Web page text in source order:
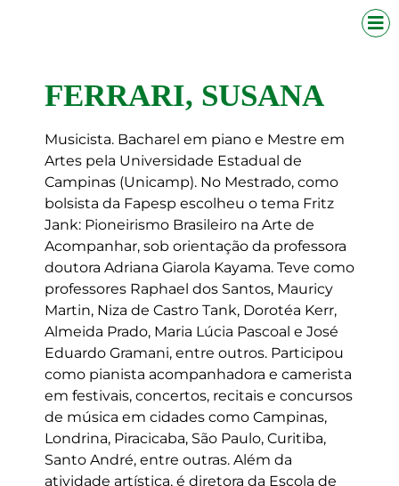
FERRARI, SUSANA
Musicista. Bacharel em piano e Mestre em
Artes pela Universidade Estadual de
Campinas (Unicamp). No Mestrado, como
bolsista da Fapesp escolheu o tema Fritz
Jank: Pioneirismo Brasileiro na Arte de
Acompanhar, sob orientação da professora
doutora Adriana Giarola Kayama. Teve como
professores Raphael dos Santos, Mauricy
Martin, Niza de Castro Tank, Dorotéa Kerr,
Almeida Prado, Maria Lúcia Pascoal e José
Eduardo Gramani, entre outros. Participou
como pianista acompanhadora e camerista
em festivais, concertos, recitais e concursos
de música em cidades como Campinas,
Londrina, Piracicaba, São Paulo, Curitiba,
Santo André, entre outras. Além da
atividade artística, é diretora da Escola de